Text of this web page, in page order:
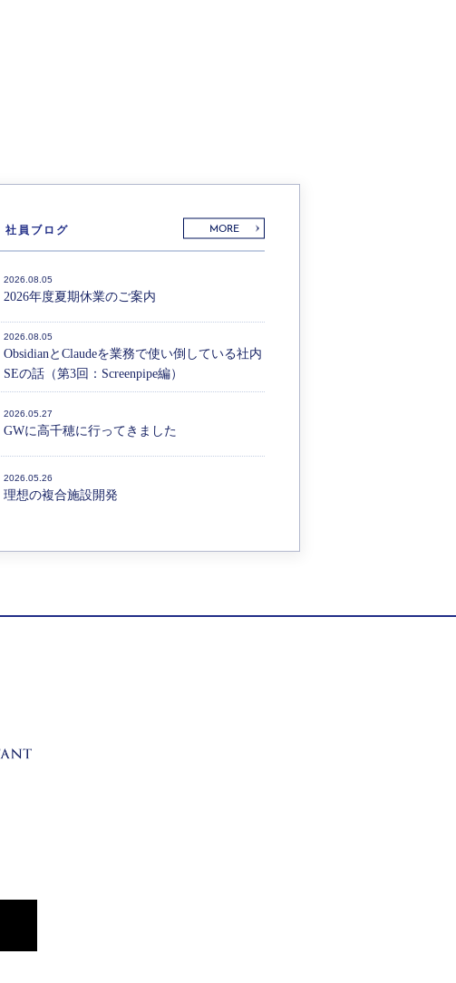
社員ブログ MORE
2026.08.05
2026年度夏期休業のご案内
2026.08.05
ObsidianとClaudeを業務で使い倒している社内
SEの話（第3回：Screenpipe編）
2026.05.27
GWに高千穂に行ってきました
2026.05.26
理想の複合施設開発